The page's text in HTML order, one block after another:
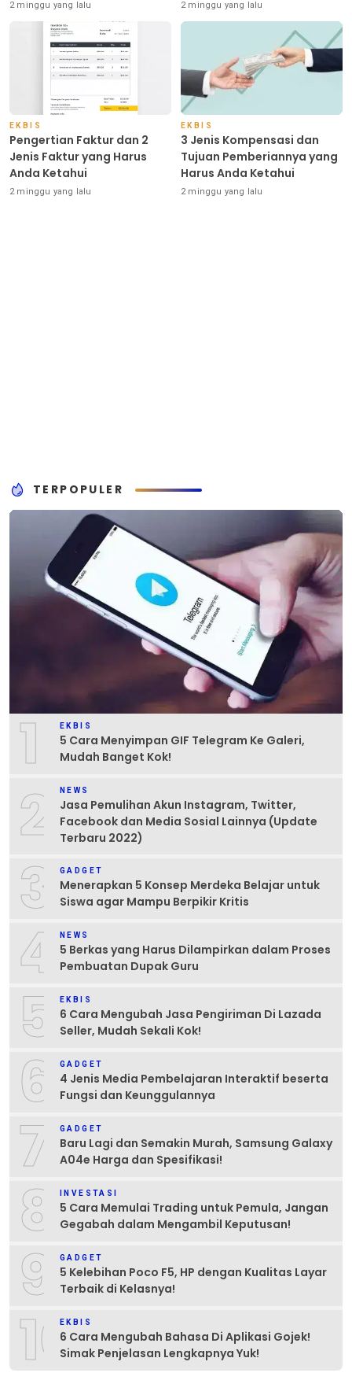
2 minggu yang lalu 2 minggu yang lalu
EKBIS
Pengertian Faktur dan 2
Jenis Faktur yang Harus
Anda Ketahui
2 minggu yang lalu
EKBIS
3 Jenis Kompensasi dan
Tujuan Pemberiannya yang
Harus Anda Ketahui
2 minggu yang lalu
TERPOPULER
1 EKBIS
5 Cara Menyimpan GIF Telegram Ke Galeri,
Mudah Banget Kok!
2 NEWS
Jasa Pemulihan Akun Instagram, Twitter,
Facebook dan Media Sosial Lainnya (Update
Terbaru 2022)
3 GADGET
Menerapkan 5 Konsep Merdeka Belajar untuk
Siswa agar Mampu Berpikir Kritis
4 NEWS
5 Berkas yang Harus Dilampirkan dalam Proses
Pembuatan Dupak Guru
5 EKBIS
6 Cara Mengubah Jasa Pengiriman Di Lazada
Seller, Mudah Sekali Kok!
6 GADGET
4 Jenis Media Pembelajaran Interaktif beserta
Fungsi dan Keunggulannya
7 GADGET
Baru Lagi dan Semakin Murah, Samsung Galaxy
A04e Harga dan Spesifikasi!
8 INVESTASI
5 Cara Memulai Trading untuk Pemula, Jangan
Gegabah dalam Mengambil Keputusan!
9 GADGET
5 Kelebihan Poco F5, HP dengan Kualitas Layar
Terbaik di Kelasnya!
10EKBIS
6 Cara Mengubah Bahasa Di Aplikasi Gojek!
Simak Penjelasan Lengkapnya Yuk!